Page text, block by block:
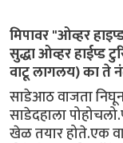
मिपावर "ओव्हर
सुद्धा ओव्हर हाईप्ड
वाटू लागलय) का ते
साडेआठ वाजता
साडेदहाला
खेळ तयार होते.एक